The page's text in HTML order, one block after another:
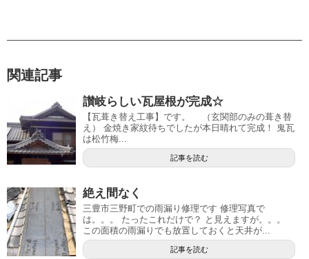
関連記事
讃岐らしい瓦屋根が完成☆
【瓦葺き替え工事】です。 （玄関部のみの葺き替
え） 金焼き家紋待ちでしたが本日晴れて完成！ 鬼瓦
は松竹梅...
記事を読む
絶え間なく
三豊市三野町での雨漏り修理です 修理写真で
は。。。 たったこれだけで？ と見えますが。。。
この面積の雨漏りでも放置しておくと天井が...
記事を読む